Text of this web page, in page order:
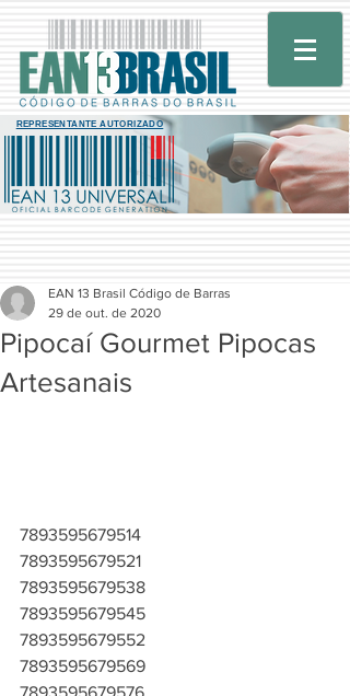
REPRESENTANTE AUTORIZADO
Pipocaí Gourmet Pipocas
Artesanais
EAN 13 Brasil Código de Barras
29 de out. de 2020
7893595679514
7893595679521
7893595679538
7893595679545
7893595679552
7893595679569